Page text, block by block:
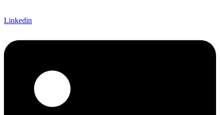
Linkedin